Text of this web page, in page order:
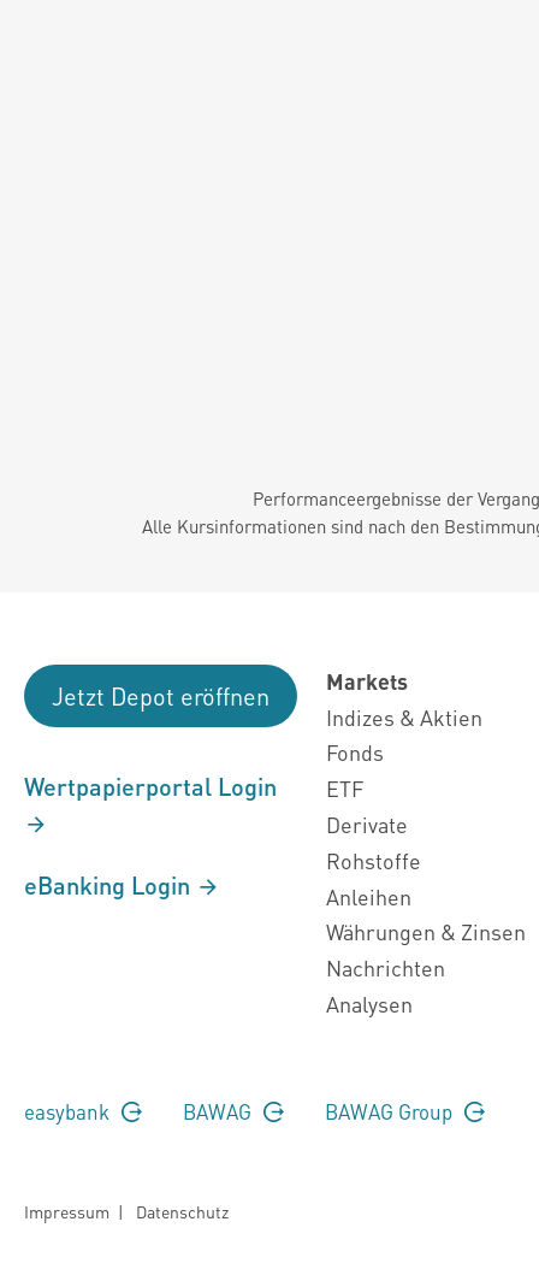
Performanceergebnisse der
Alle Kursinformationen sind nach den
Jetzt Depot eröffnen
Wertpapierportal Login
eBanking Login
Markets
Indizes & Aktien
Fonds
ETF
Derivate
Rohstoffe
Anleihen
Währungen & Zinsen
Nachrichten
Analysen
easybank BAWAG BAWAG Group
Impressum | Datenschutz